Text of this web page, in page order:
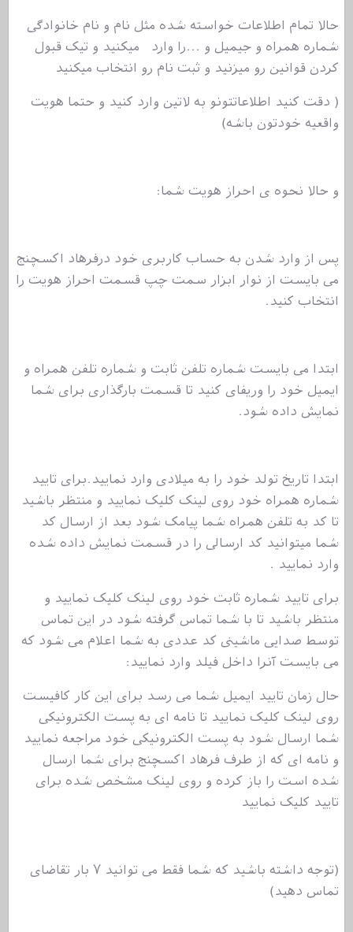
حالا تمام اطلاعات خواسته شده مثل نام و نام خانوادگی
شماره همراه و جیمیل و ...را وارد میکنید و تیک قبول
کردن قوانین رو میزنید و ثبت نام رو انتخاب میکنید
( دقت کنید اطلاعاتتونو به لاتین وارد کنید و حتما هویت
واقعیه خودتون باشه)
و حالا نحوه ی احراز هویت شما:
پس از وارد شدن به حساب کاربری خود درفرهاد اکسچنج
می بایست از نوار ابزار سمت چپ قسمت احراز هویت را
انتخاب کنید.
ابتدا می بایست شماره تلفن ثابت و شماره تلفن همراه و
ایمیل خود را وریفای کنید تا قسمت بارگذاری برای شما
نمایش داده شود.
ابتدا تاریخ تولد خود را به میلادی وارد نمایید.برای تایید
شماره همراه خود روی لینک کلیک نمایید و منتظر باشید
تا کد به تلفن همراه شما پیامک شود بعد از ارسال کد
شما میتوانید کد ارسالی را در قسمت نمایش داده شده
وارد نمایید .
برای تایید شماره ثابت خود روی لینک کلیک نمایید و
منتظر باشید تا با شما تماس گرفته شود در این تماس
توسط صدایی ماشینی کد عددی به شما اعلام می شود که
می بایست آنرا داخل فیلد وارد نمایید:
حال زمان تایید ایمیل شما می رسد برای این کار کافیست
روی لینک کلیک نمایید تا نامه ای به پست الکترونیکی
شما ارسال شود به پست الکترونیکی خود مراجعه نمایید
و نامه ای که از طرف فرهاد اکسچنج برای شما ارسال
شده است را باز کرده و روی لینک مشخص شده برای
تایید کلیک نمایید
(توجه داشته باشید که شما فقط می توانید ۷ بار تقاضای
تماس دهید)